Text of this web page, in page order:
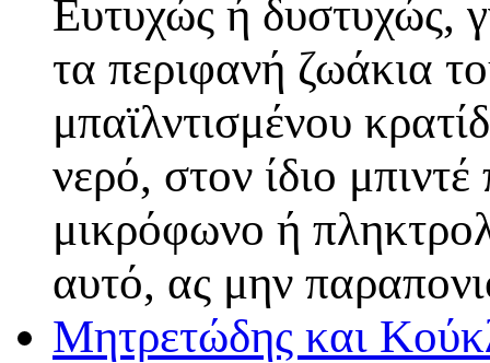
Ευτυχώς ή δυστυχώς,
τα περιφανή ζωάκια
μπαϊλντισμένου
νερό, στον ίδιο
μικρόφωνο ή
αυτό, ας μην
Μητρετώδης και